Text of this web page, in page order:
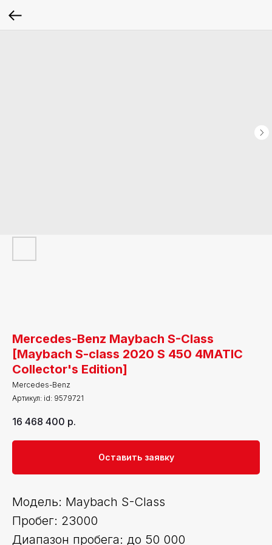
Mercedes-Benz Maybach S-Class
[Maybach S-class 2020 S 450 4MATIC
Collector's Edition]
Mercedes-Benz
Артикул: id: 9579721
16 468 400 р.
Оставить заявку
Модель: Maybach S-Class
Пробег: 23000
Диапазон пробега: до 50 000